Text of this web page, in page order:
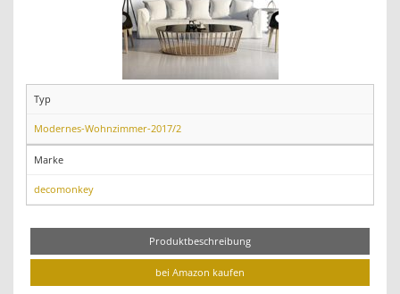
Typ
Modernes-Wohnzimmer-2017/2
Marke
decomonkey
Produktbeschreibung
bei Amazon kaufen